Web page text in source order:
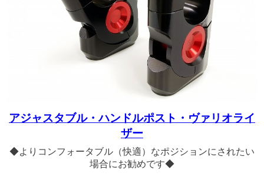
アジャスタブル・ハンドルポスト・ヴァリオライ
ザー
◆よりコンフォータブル（快適）なポジションにされたい
場合にお勧めです◆